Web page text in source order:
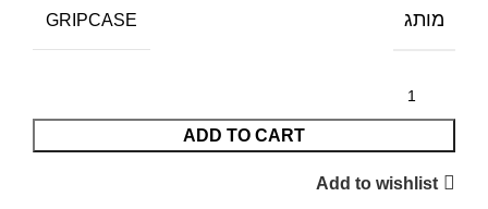
מותג GRIPCASE
ADD TO CART
Add to wishlist